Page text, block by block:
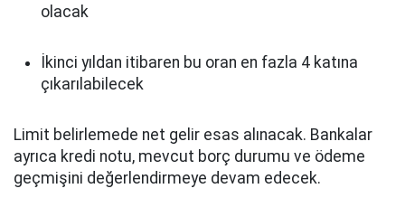
olacak
İkinci yıldan itibaren bu oran en fazla 4 katına
çıkarılabilecek
Limit belirlemede net gelir esas alınacak. Bankalar
ayrıca kredi notu, mevcut borç durumu ve ödeme
geçmişini değerlendirmeye devam edecek.